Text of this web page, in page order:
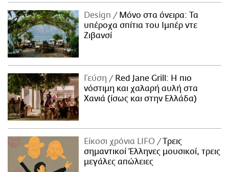
Design
Μόνο στα όνειρα: Τα
υπέροχα σπίτια του Ιμπέρ ντε
Ζιβανσί
Γεύση
Red Jane Grill: Η πιο
νόστιμη και χαλαρή αυλή στα
Χανιά (ίσως και στην Ελλάδα)
Είκοσι χρόνια LIFO
Tρεις
σημαντικοί Έλληνες μουσικοί, τρεις
μεγάλες απώλειες